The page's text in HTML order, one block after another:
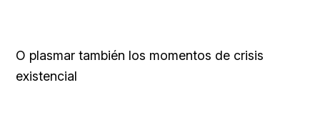
O plasmar también los momentos de crisis
existencial